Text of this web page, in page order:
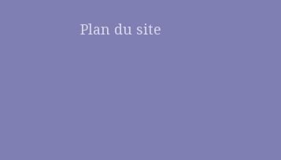
Plan du site